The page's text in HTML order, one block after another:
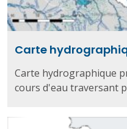
Carte
Carte hydrographique
cours d'eau traversant